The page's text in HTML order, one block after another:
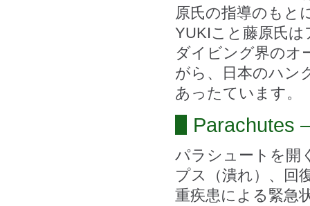
原氏の指導のもと
YUKIこと藤原氏
ダイビング界のオ
がら、日本のハン
あったています。
Parachutes
パラシュートを開
プス（潰れ）、回
重疾患による緊急